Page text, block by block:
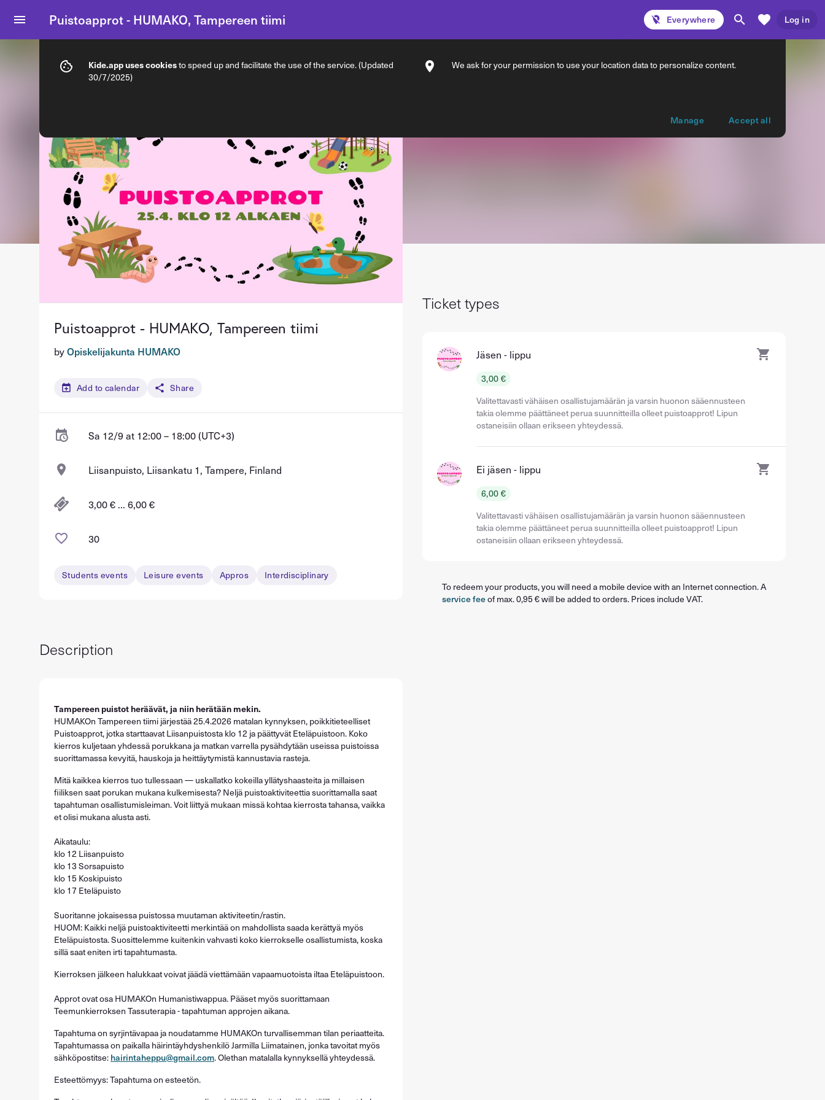
Puistoapprot - HUMAKO, Tampereen tiimi Everywhere Log in
Puistoapprot - HUMAKO, Tampereen tiimi
byOpiskelijakunta HUMAKO
Add to calendar Share
Sa 12/9 at 12:00 – 18:00 (UTC+3)
Liisanpuisto, Liisankatu 1, Tampere, Finland
3,00 € ... 6,00 €
30
Students events Leisure events Appros Interdisciplinary
Description
Tampereen puistot heräävät, ja niin herätään mekin.
HUMAKOn Tampereen tiimi järjestää 25.4.2026 matalan kynnyksen, poikkitieteelliset
Puistoapprot, jotka starttaavat Liisanpuistosta klo 12 ja päättyvät Eteläpuistoon. Koko
kierros kuljetaan yhdessä porukkana ja matkan varrella pysähdytään useissa puistoissa
suorittamassa kevyitä, hauskoja ja heittäytymistä kannustavia rasteja.
Mitä kaikkea kierros tuo tullessaan — uskallatko kokeilla yllätyshaasteita ja millaisen
fiiliksen saat porukan mukana kulkemisesta? Neljä puistoaktiviteettia suorittamalla saat
tapahtuman osallistumisleiman. Voit liittyä mukaan missä kohtaa kierrosta tahansa, vaikka
et olisi mukana alusta asti.
Aikataulu:
klo 12 Liisanpuisto
klo 13 Sorsapuisto
klo 15 Koskipuisto
klo 17 Eteläpuisto
Suoritanne jokaisessa puistossa muutaman aktiviteetin/rastin.
HUOM: Kaikki neljä puistoaktiviteetti merkintää on mahdollista saada kerättyä myös
Eteläpuistosta. Suosittelemme kuitenkin vahvasti koko kierrokselle osallistumista, koska
sillä saat eniten irti tapahtumasta.
Kierroksen jälkeen halukkaat voivat jäädä viettämään vapaamuotoista iltaa Eteläpuistoon.
Approt ovat osa HUMAKOn Humanistiwappua. Pääset myös suorittamaan
Teemunkierroksen Tassuterapia - tapahtuman approjen aikana.
Tapahtuma on syrjintävapaa ja noudatamme HUMAKOn turvallisemman tilan periaatteita.
Tapahtumassa on paikalla häirintäyhdyshenkilö Jarmilla Liimatainen, jonka tavoitat myös
sähköpostitse:hairintaheppu@gmail.com. Olethan matalalla kynnyksellä yhteydessä.
Esteettömyys: Tapahtuma on esteetön.
Ticket types
Jäsen - lippu
3,00 €
Valitettavasti vähäisen osallistujamäärän ja varsin huonon sääennusteen
takia olemme päättäneet perua suunnitteilla olleet puistoapprot! Lipun
ostaneisiin ollaan erikseen yhteydessä.
Ei jäsen - lippu
6,00 €
Valitettavasti vähäisen osallistujamäärän ja varsin huonon sääennusteen
takia olemme päättäneet perua suunnitteilla olleet puistoapprot! Lipun
ostaneisiin ollaan erikseen yhteydessä.
To redeem your products, you will need a mobile device with an Internet connection. A
service feeof max. 0,95 € will be added to orders. Prices include VAT.
Kide.app uses cookiesto speed up and facilitate the use of the service. (Updated
30/7/2025)
We ask for your permission to use your location data to personalize content.
Manage Accept all